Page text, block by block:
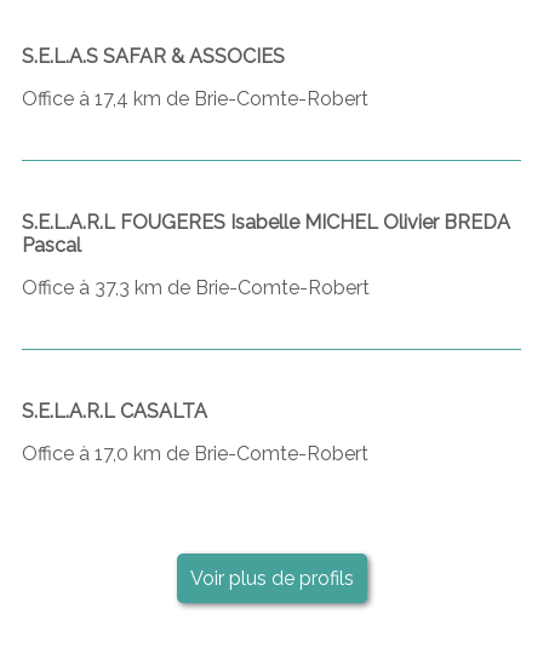
S.E.L.A.S SAFAR & ASSOCIES
Office à 17,4 km de Brie-Comte-Robert
S.E.L.A.R.L FOUGERES Isabelle MICHEL Olivier BREDA
Pascal
Office à 37,3 km de Brie-Comte-Robert
S.E.L.A.R.L CASALTA
Office à 17,0 km de Brie-Comte-Robert
Voir plus de profils